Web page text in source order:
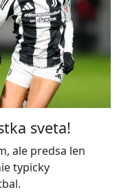
sveta!
ale predsa len
typicky